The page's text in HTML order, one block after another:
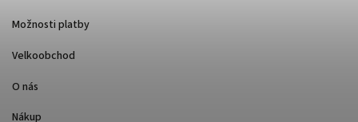
Možnosti platby
Velkoobchod
O nás
Nákup